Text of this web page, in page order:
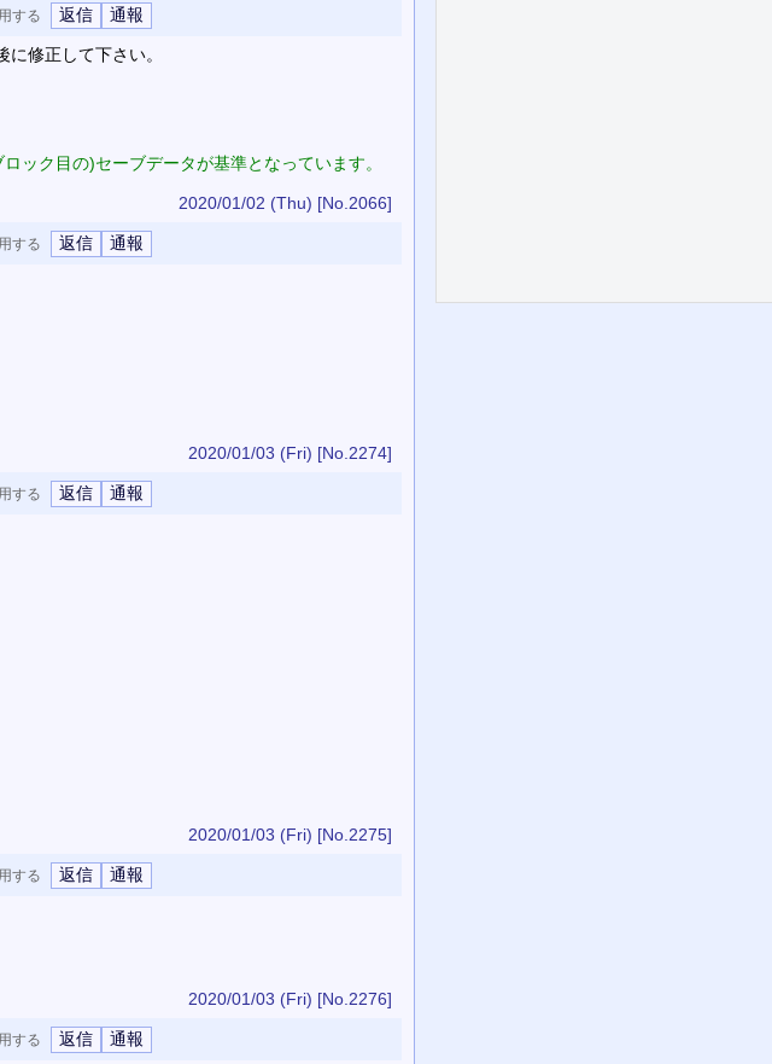
する
修正して下さい。
ック目の)セーブデータが基準となっています。
2020/01/02 (Thu) [No.2066]
する
2020/01/03 (Fri) [No.2274]
する
2020/01/03 (Fri) [No.2275]
する
2020/01/03 (Fri) [No.2276]
する